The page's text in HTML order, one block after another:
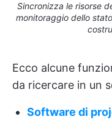
Sincronizza le risorse
monitoraggio dello
Ecco alcune
da ricercare in un
Software di